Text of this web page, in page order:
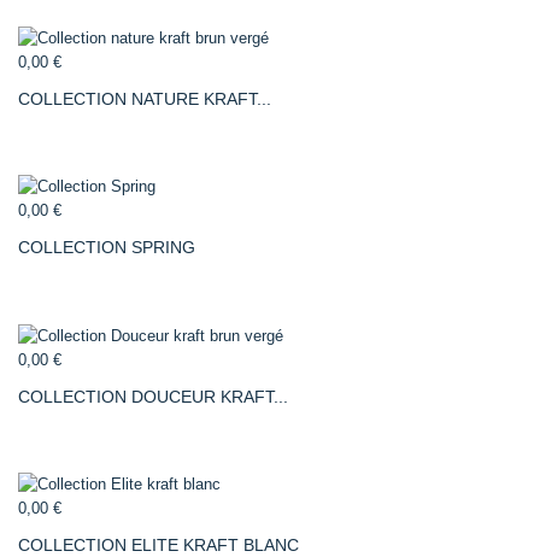
0,00 €
COLLECTION NATURE KRAFT...
0,00 €
COLLECTION SPRING
0,00 €
COLLECTION DOUCEUR KRAFT...
0,00 €
COLLECTION ELITE KRAFT BLANC